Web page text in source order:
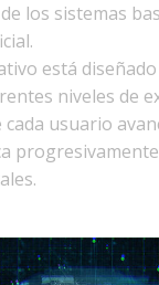
los sistemas
está
niveles de
usuario